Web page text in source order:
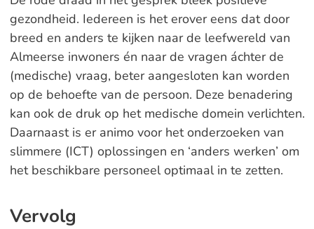
gezondheid. Iedereen is het erover eens dat door
breed en anders te kijken naar de leefwereld van
Almeerse inwoners én naar de vragen áchter de
(medische) vraag, beter aangesloten kan worden
op de behoefte van de persoon. Deze benadering
kan ook de druk op het medische domein verlichten.
Daarnaast is er animo voor het onderzoeken van
slimmere (ICT) oplossingen en ‘anders werken’ om
het beschikbare personeel optimaal in te zetten.
Vervolg